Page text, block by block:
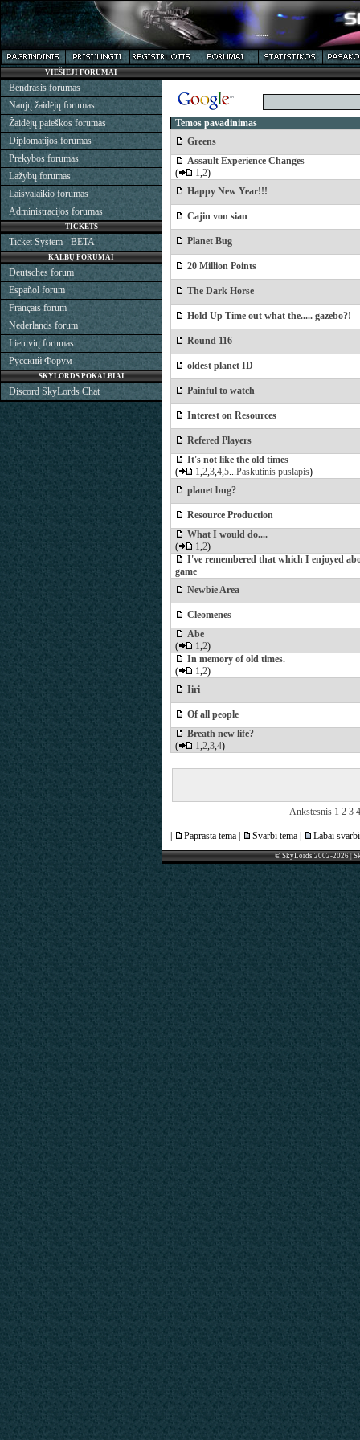
Temos pavadinimas
Greens
Assault Experience Changes
(
1,2)
Happy New Year!!!
Cajin von sian
Planet Bug
20 Million Points
The Dark Horse
Hold Up Time out what the..... gazebo?!
Round 116
oldest planet ID
Painful to watch
Interest on Resources
Refered Players
It's not like the old times
(
1,2,3,4,5...Paskutinis puslapis)
planet bug?
Resource Production
What I would do....
(
1,2)
I've remembered that which I enjoyed
game
Newbie Area
Cleomenes
Abe
(
1,2)
In memory of old times.
(
1,2)
Iiri
Of all people
Breath new life?
(
1,2,3,4)
Ankstesnis 1 2 3 4
Paprasta tema | Svarbi tema | Labai
© SkyLords 2002-2026 |
VIEŠIEJI FORUMAI
Bendrasis forumas
Naujų žaidėjų forumas
Žaidėjų paieškos forumas
Diplomatijos forumas
Prekybos forumas
Lažybų forumas
Laisvalaikio forumas
Administracijos forumas
TICKETS
Ticket System - BETA
KALBŲ FORUMAI
Deutsches forum
Español forum
Français forum
Nederlands forum
Lietuvių forumas
Русский Форум
SKYLORDS POKALBIAI
Discord SkyLords Chat